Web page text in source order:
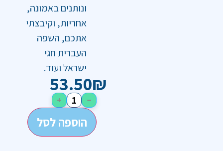
ונותנים באמונה,
אחריות, וקיבצתי
אתכם, השפה
העברית חגי
ישראל ועוד.
53.50₪
−
+
הוספה לסל